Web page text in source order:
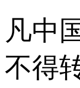
凡中
不得